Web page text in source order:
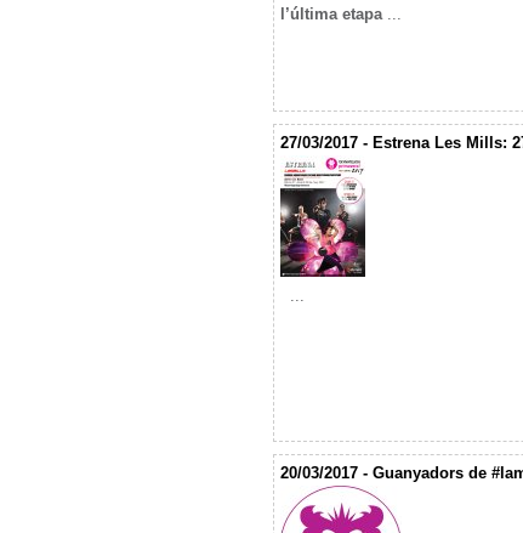
l’última etapa...
27/03/2017 - Estrena Les Mills:
...
20/03/2017 - Guanyadors de